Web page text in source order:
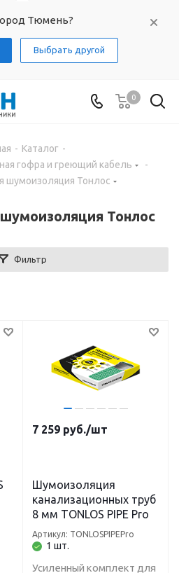
Тюмень?
Выбрать другой
0
- Каталог -
гофра и греющий кабель
-
шумоизоляция Тонлос
Тонлос
Фильтр
7 259 руб./шт
Шумоизоляция
канализационных труб
8 мм TONLOS PIPE Pro
1 шт.
Артикул: TONLOSPIPEPro
Усиленный комплект для